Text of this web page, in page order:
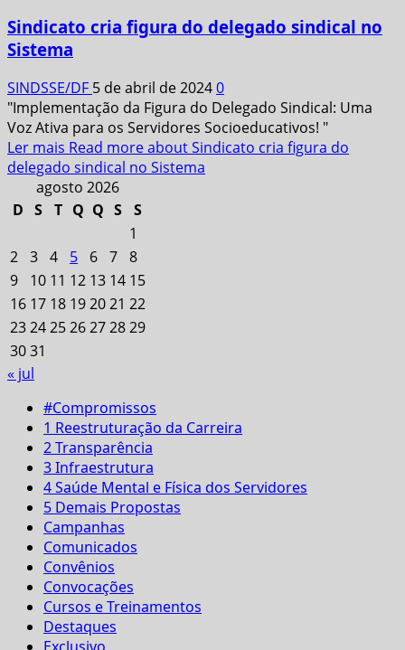
Sindicato cria figura do delegado sindical no
Sistema
SINDSSE/DF 5 de abril de 20240
"Implementação da Figura do Delegado Sindical: Uma
Voz Ativa para os Servidores Socioeducativos! "
Ler mais Read more about Sindicato cria figura do
delegado sindical no Sistema
agosto 2026
D S T Q Q S
S
1
2 3 4 5 6 7 8
9
10 11 12 13 14 15
16 17 18 192021 22
23242526272829
3031
« jul
#Compromissos
1 Reestruturação da Carreira
2 Transparência
3 Infraestrutura
4 Saúde Mental e Física dos Servidores
5 Demais Propostas
Campanhas
Comunicados
Convênios
Convocações
Cursos e Treinamentos
Destaques